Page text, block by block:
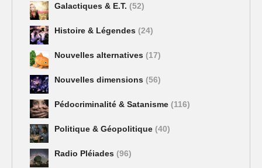
Galactiques & E.T. (52)
Histoire & Légendes (24)
Nouvelles alternatives (17)
Nouvelles dimensions (56)
Pédocriminalité & Satanisme (116)
Politique & Géopolitique (40)
Radio Pléiades (96)